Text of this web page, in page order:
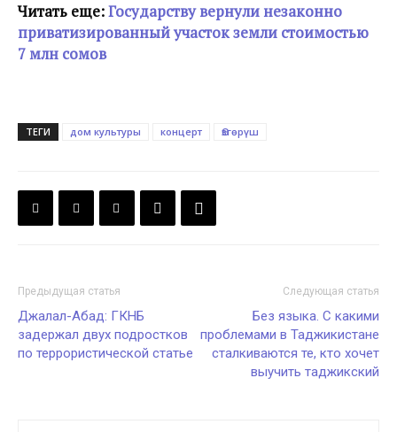
Читать еще:Государству вернули незаконно
приватизированный участок земли стоимостью
7 млн сомов
ТЕГИ дом культуры концерт Өзгөрүш
Предыдущая статья
Джалал-Абад: ГКНБ
задержал двух подростков
по террористической статье
Следующая статья
Без языка. С какими
проблемами в Таджикистане
сталкиваются те, кто хочет
выучить таджикский